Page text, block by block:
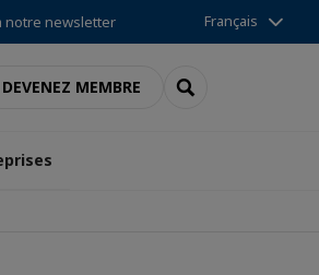
notre newsletter Français
DEVENEZ MEMBRE RECHERCHER